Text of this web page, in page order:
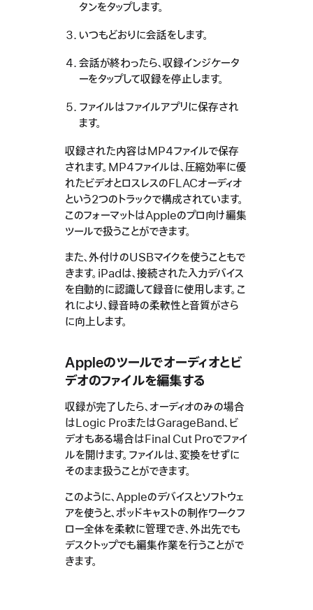
タンをタップします。
いつもどおりに会話をします。
会話が終わったら、収録インジケータ
ーをタップして収録を停止します。
ファイルはファイルアプリに保存され
ます。
収録された内容はMP4ファイルで保存
されます。MP4ファイルは、圧縮効率に優
れたビデオとロスレスのFLACオーディオ
という2つのトラックで構成されています。
このフォーマットはAppleのプロ向け編集
ツールで扱うことができます。
また、外付けのUSBマイクを使うこともで
きます。iPadは、接続された入力デバイス
を自動的に認識して録音に使用します。こ
れにより、録音時の柔軟性と音質がさら
に向上します。
Appleのツールでオーディオとビ
デオのファイルを編集する
収録が完了したら、オーディオのみの場合
はLogic ProまたはGarageBand、ビ
デオもある場合はFinal Cut Proでファイ
ルを開けます。ファイルは、変換をせずに
そのまま扱うことができます。
このように、Appleのデバイスとソフトウェ
アを使うと、ポッドキャストの制作ワークフ
ロー全体を柔軟に管理でき、外出先でも
デスクトップでも編集作業を行うことがで
きます。